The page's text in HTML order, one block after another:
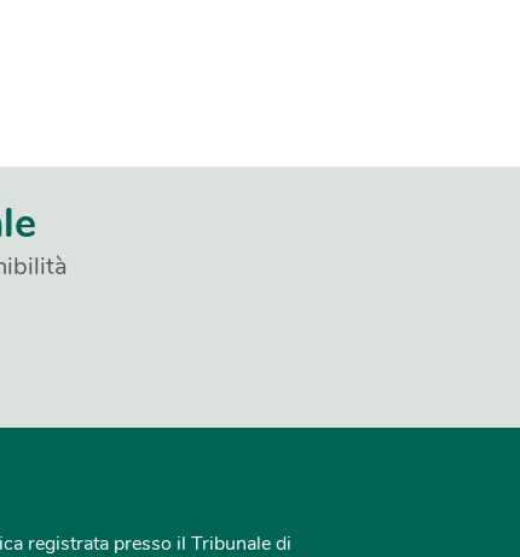
registrata presso il Tribunale di